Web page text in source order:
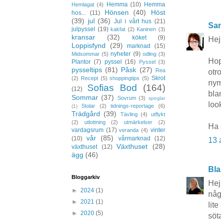
Ha
13
Hemlagat (4) Hemma (10) Hemma
hos...
(11) Hönsen (40)
Höst
(39) jul (36) Jul i vårt hus (21)
julpyssel
(19) kakfat (2) Kaninen (3)
kransar (32) köket (9)
Loppisfynd (29) marknad (15)
Midsommar (5) nyheter (9) odling (3)
Plantor (7) pyssel (16) Pyssel (3)
pysseltips (81) Påsk (27)
Rea
(2) Recept (5) shoppingtips (5) Skrot
(12)
Sofias Bod (164)
Sommar (37) Sovrum (3)
speglar
(1)
Stolar (2) tidnings-reportage (6)
Trädgård (39) Tävling (4)
utflykt
(2)
utlottning (2) utmärkelser (2)
vardagsrum (17) veranda (4) vinter
(10) vår (85) vårmarknad
(12)
växthuset
(12) Växthuset
(28)
ägg (46)
Bloggarkiv
► 2024 (1)
► 2021 (1)
► 2020 (5)